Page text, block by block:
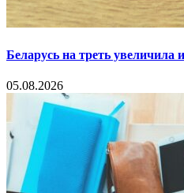
Беларусь на треть увеличила
05.08.2026